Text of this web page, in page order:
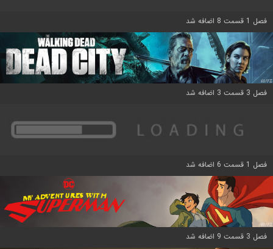
فصل 1 قسمت 8 اضافه شد
فصل 3 قسمت 3 اضافه شد
فصل 1 قسمت 6 اضافه شد
فصل 3 قسمت 9 اضافه شد